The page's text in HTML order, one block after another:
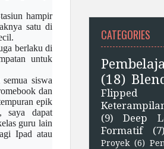
hampir
satu di
berlaku di
untuk
siswa
dan
epik
saya dapat
guru lain
Ipad atau
CATEGORIES
(18)
Flipped
(9)
Deep
Formatif
(7)
Proyek (6)